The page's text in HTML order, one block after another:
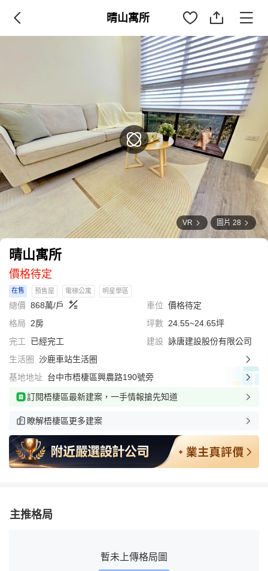
晴山寓所
VR 圖片 28
晴山寓所
價格待定
在售 預售屋 電梯公寓 明星學區
總價 868萬/戶 車位 價格待定
格局 2房 坪數 24.55~24.65坪
完工
已經完工 建設 詠唐建設股份有限公司
生活圈
沙鹿車站生活圈
基地地址 台中市梧棲區興農路190號旁
訂閱梧棲區最新建案，一手情報搶先知道
瞭解梧棲區更多建案
主推格局
暫未上傳格局圖